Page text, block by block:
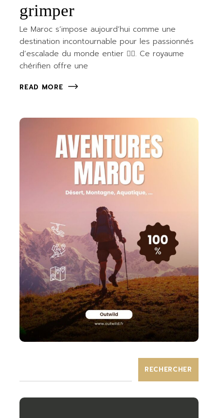
grimper
Le Maroc s’impose aujourd’hui comme une
destination incontournable pour les passionnés
d’escalade du monde entier 🧗‍♂️. Ce royaume
chérifien offre une
READ MORE
RECHERCHER